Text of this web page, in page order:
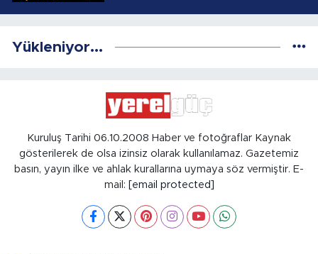
Yükleniyor...
Kuruluş Tarihi 06.10.2008 Haber ve fotoğraflar Kaynak
gösterilerek de olsa izinsiz olarak kullanılamaz. Gazetemiz
basın, yayın ilke ve ahlak kurallarına uymaya söz vermiştir. E-
mail:
[email protected]